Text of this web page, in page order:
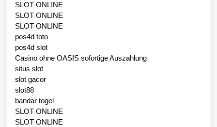
SLOT ONLINE
SLOT ONLINE
SLOT ONLINE
pos4d toto
pos4d slot
Casino ohne OASIS sofortige Auszahlung
situs slot
slot gacor
slot88
bandar togel
SLOT ONLINE
SLOT ONLINE